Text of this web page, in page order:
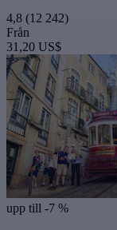
4,8 (12 242)
Från
31,20 US$
upp till -7 %